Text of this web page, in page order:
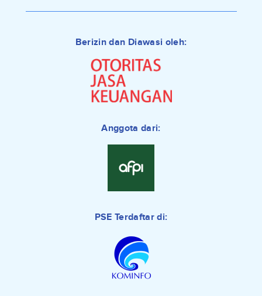
Berizin dan Diawasi oleh:
Anggota dari:
PSE Terdaftar di: